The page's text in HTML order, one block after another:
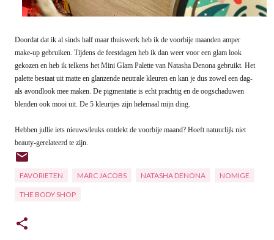
Doordat dat ik al sinds half maar thuiswerk heb ik de voorbije maanden amper
make-up gebruiken. Tijdens de feestdagen heb ik dan weer voor een glam look
gekozen en heb ik telkens het Mini Glam Palette van Natasha Denona gebruikt. Het
palette bestaat uit matte en glanzende neutrale kleuren en kan je dus zowel een dag-
als avondlook mee maken. De pigmentatie is echt prachtig en de oogschaduwen
blenden ook mooi uit. De 5 kleurtjes zijn helemaal mijn ding.
Hebben jullie iets nieuws/leuks ontdekt de voorbije maand? Hoeft natuurlijk niet
beauty-gerelateerd te zijn.
FAVORIETEN MARC JACOBS NATASHA DENONA NOMIGE
THE BODY SHOP